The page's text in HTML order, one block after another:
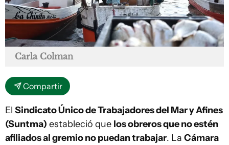
Carla Colman
Compartir
El Sindicato Único de Trabajadores del Mar y Afines
(Suntma) estableció que los obreros que no estén
afiliados al gremio no puedan trabajar. La Cámara